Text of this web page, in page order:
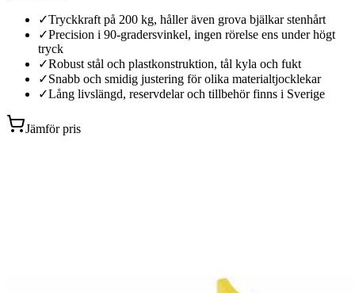
✓Tryckkraft på 200 kg, håller även grova bjälkar stenhårt
✓Precision i 90-gradersvinkel, ingen rörelse ens under högt
tryck
✓Robust stål och plastkonstruktion, tål kyla och fukt
✓Snabb och smidig justering för olika materialtjocklekar
✓Lång livslängd, reservdelar och tillbehör finns i Sverige
Jämför pris